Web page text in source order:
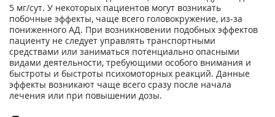
5 мг/сут. У некоторых пациентов могут возникать
побочные эффекты, чаще всего головокружение, из-за
пониженного АД. При возникновении подобных эффектов
пациенту не следует управлять транспортными
средствами или заниматься потенциально опасными
видами деятельности, требующими особого внимания и
быстроты и быстроты психомоторных реакций. Данные
эффекты возникают чаще всего сразу после начала
лечения или при повышении дозы.